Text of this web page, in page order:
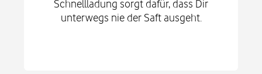
Schnellladung sorgt dafür, dass Dir
unterwegs nie der Saft ausgeht.